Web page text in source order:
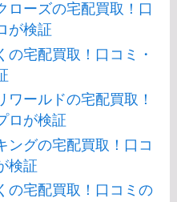
ローズの宅配買取！口
が検証
の宅配買取！口コミ・
ワールドの宅配買取！
ロが検証
ングの宅配買取！口コ
検証
の宅配買取！口コミの